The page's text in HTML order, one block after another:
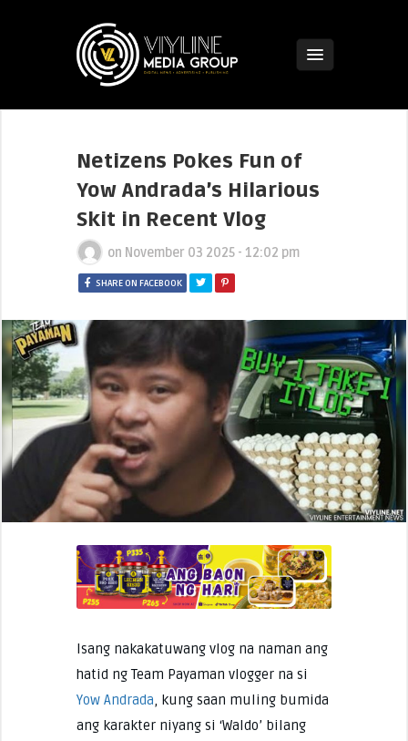
Netizens Pokes Fun of
Yow Andrada’s Hilarious
Skit in Recent Vlog
on November 03 2025 - 12:02 pm
SHARE ON FACEBOOK
Isang nakakatuwang vlog na naman ang
hatid ng Team Payaman vlogger na si
Yow Andrada, kung saan muling bumida
ang karakter niyang si ‘Waldo’ bilang